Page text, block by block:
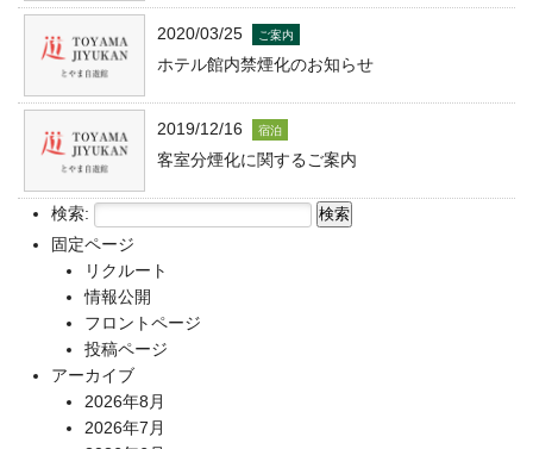
2020/03/25 ご案内
ホテル館内禁煙化のお知らせ
2019/12/16 宿泊
客室分煙化に関するご案内
検索:
固定ページ
リクルート
情報公開
フロントページ
投稿ページ
アーカイブ
2026年8月
2026年7月